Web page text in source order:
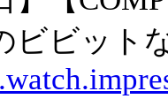
ビビット